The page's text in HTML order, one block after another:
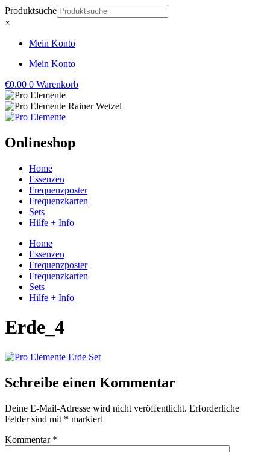
Zum
Inhalt
Produktsuche
×
Mein Konto
Mein Konto
€0.00 0 Warenkorb
Onlineshop
Home
Essenzen
Frequenzposter
Frequenzkarten
Sets
Hilfe + Info
Home
Essenzen
Frequenzposter
Frequenzkarten
Sets
Hilfe + Info
Erde_4
Schreibe einen Kommentar
Deine E-Mail-Adresse wird nicht veröffentlicht. Erforderliche
Felder sind mit * markiert
Kommentar *